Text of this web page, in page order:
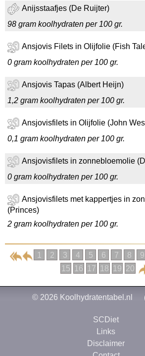
Anijsstaafjes (De Ruijter)
98 gram koolhydraten per 100 gr.
Ansjovis Filets in Olijfolie (Fish
0 gram koolhydraten per 100 gr.
Ansjovis Tapas (Albert Heijn)
1,2 gram koolhydraten per 100 gr.
Ansjovisfilets in Olijfolie (John
0,1 gram koolhydraten per 100 gr.
Ansjovisfilets in zonnebloemolie
0 gram koolhydraten per 100 gr.
Ansjovisfilets met kappertjes in
(Princes)
2 gram koolhydraten per 100 gr.
1 2 3 4 5 6 7 8 9
15
16 17 18 19 20
© 2026 Koolhydratentabel.nl
SCDiet
Links
Disclaimer